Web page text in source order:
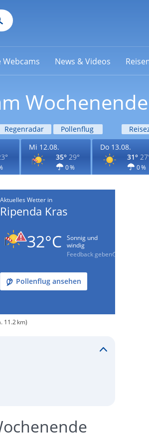
Webcams News & Videos
Wochenende
Regenradar Pollenflug
Mi 12.08.
35° 29°
0 %
Do 13.08.
31°
0 %
Aktuelles Wetter in
Ripenda Kras
32°C
Sonnig und
windig
Feedback geben
Pollenflug ansehen
11.2 km)